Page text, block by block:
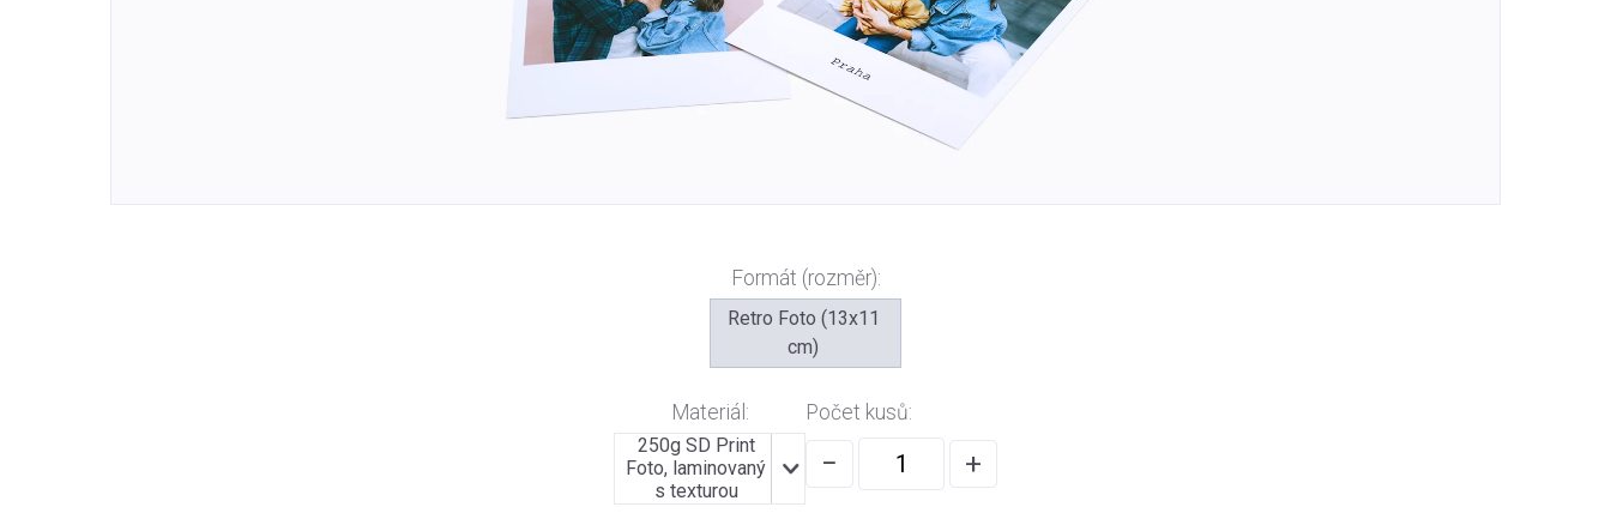
Formát (rozměr):
Retro Foto (13x11
cm)
Materiál:
250g SD Print
Foto, laminovaný
s texturou
Počet kusů:
− +